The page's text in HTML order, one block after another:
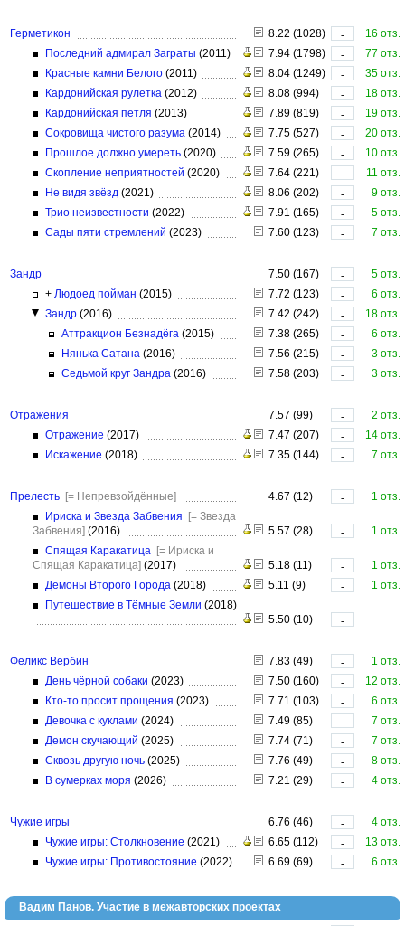
Герметикон 8.22 (1028) -
16 отз.
Последний адмирал Заграты (2011) 7.94 (1798) -
77 отз.
Красные камни Белого (2011) 8.04 (1249) -
35 отз.
Кардонийская рулетка (2012) 8.08 (994) -
18 отз.
Кардонийская петля (2013) 7.89 (819) -
19 отз.
Сокровища чистого разума (2014) 7.75 (527) -
20 отз.
Прошлое должно умереть (2020) 7.59 (265) -
10 отз.
Скопление неприятностей (2020) 7.64 (221) -
11 отз.
Не видя звёзд (2021) 8.06 (202) -
9 отз.
Трио неизвестности (2022) 7.91 (165) -
5 отз.
Сады пяти стремлений (2023) 7.60 (123) - 7 отз.
Зандр 7.50 (167) -
5 отз.
+ Людоед пойман (2015) 7.72 (123) -
6 отз.
Зандр (2016) 7.42 (242) -
18 отз.
Аттракцион Безнадёга (2015) 7.38 (265) -
6 отз.
Нянька Сатана (2016) 7.56 (215) -
3 отз.
Седьмой круг Зандра (2016) 7.58 (203) - 3 отз.
Отражения 7.57 (99) -
2 отз.
Отражение (2017) 7.47 (207) -
14 отз.
Искажение (2018) 7.35 (144) - 7 отз.
Прелесть [= Непревзойдённые] 4.67 (12) -
1 отз.
Ириска и Звезда Забвения
[= Звезда
Забвения] (2016) 5.57 (28) -
1 отз.
Спящая Каракатица [= Ириска и
Спящая Каракатица] (2017) 5.18 (11) -
1 отз.
Демоны Второго Города (2018) 5.11 (9) -
1 отз.
Путешествие в Тёмные Земли (2018)
5.50 (10)
-
Феликс Вербин 7.83 (49) -
1 отз.
День чёрной собаки (2023) 7.50 (160) -
12 отз.
Кто-то просит прощения (2023) 7.71 (103) -
6 отз.
Девочка с куклами (2024) 7.49 (85) -
7 отз.
Демон скучающий (2025) 7.74 (71) -
7 отз.
Сквозь другую ночь (2025) 7.76 (49) -
8 отз.
В сумерках моря (2026) 7.21 (29) - 4 отз.
Чужие игры 6.76 (46) -
4 отз.
Чужие игры: Столкновение (2021) 6.65 (112) -
13 отз.
Чужие игры: Противостояние (2022) 6.69 (69) - 6 отз.
Вадим Панов. Участие в межавторских проектах